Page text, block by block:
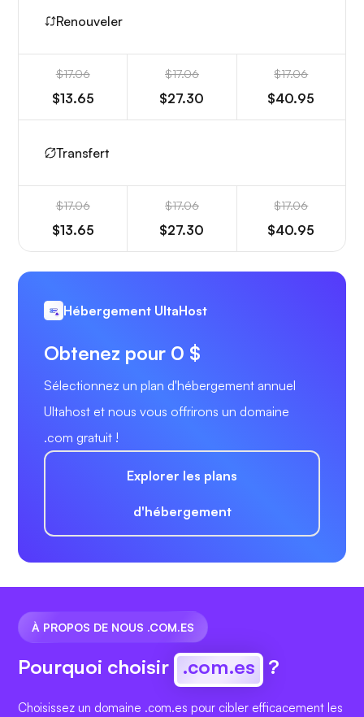
Renouveler
$17.06
$13.65
$17.06
$27.30
$17.06
$40.95
Transfert
$17.06
$13.65
$17.06
$27.30
$17.06
$40.95
Hébergement UltaHost
Obtenez pour 0 $
Sélectionnez un plan d'hébergement annuel
Ultahost et nous vous offrirons un domaine
.com gratuit !
Explorer les plans
d'hébergement
À PROPOS DE NOUS .COM.ES
Pourquoi choisir .com.es ?
Choisissez un domaine .com.es pour cibler efficacement les